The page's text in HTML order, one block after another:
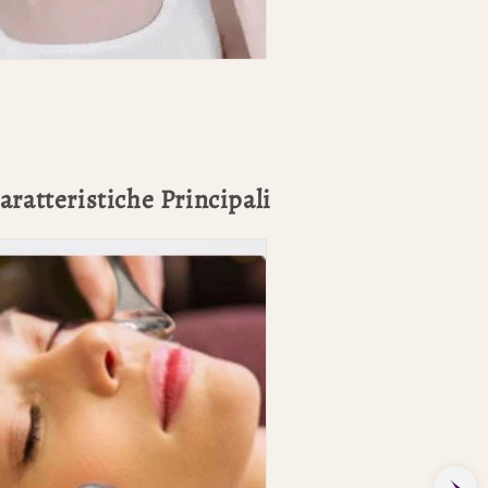
Principali